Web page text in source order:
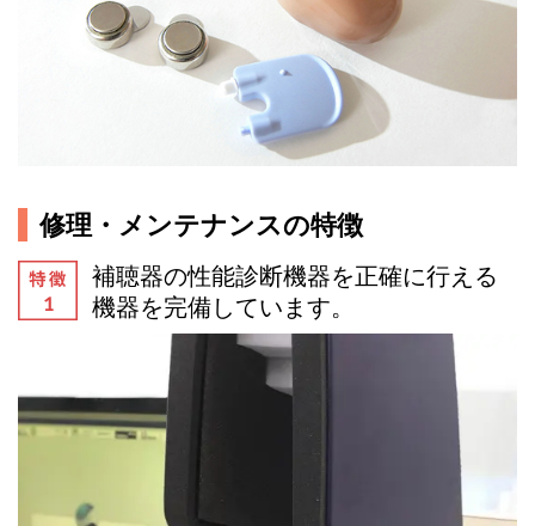
修理・メンテナンスの特徴
補聴器の性能診断機器を正確に行える
機器を完備しています。